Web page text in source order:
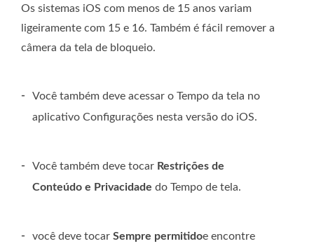
Os sistemas iOS com menos de 15 anos variam
ligeiramente com 15 e 16. Também é fácil remover a
câmera da tela de bloqueio.
-
Você também deve acessar o Tempo da tela no
aplicativo Configurações nesta versão do iOS.
- Você também deve tocar Restrições de
Conteúdo e Privacidade do Tempo de tela.
- você deve tocar Sempre permitidoe encontre